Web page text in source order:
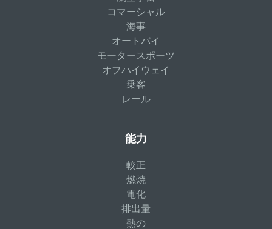
コマーシャル
海事
オートバイ
モータースポーツ
オフハイウェイ
乗客
レール
能力
較正
燃焼
電化
排出量
熱の